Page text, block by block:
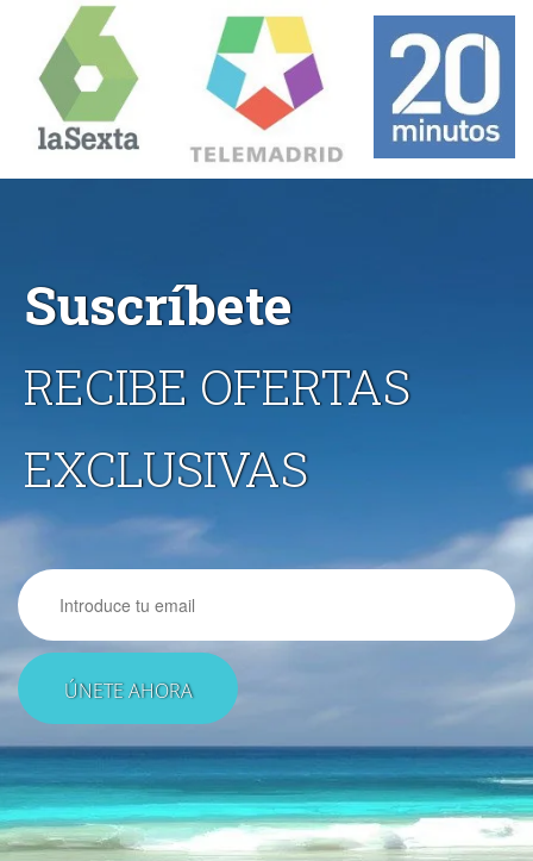
Suscríbete
RECIBE OFERTAS
EXCLUSIVAS
Email